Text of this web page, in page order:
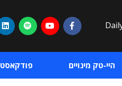
היי-טק מינויים פודקאסט